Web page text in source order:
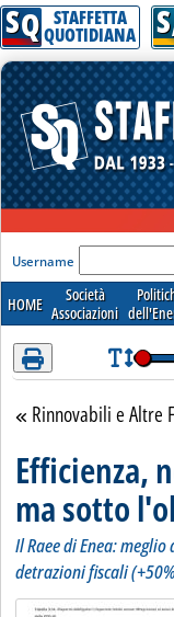
Attenzione! Esegui
SQ STAFFETTA
QUOTIDIANA S
'Modulo Login
Username
HOME
Società
Associazioni
Torna alla sezione
Rinnovabili e Altre
Efficienza,
ma sotto
Il Raee di Enea:
detrazioni fiscali